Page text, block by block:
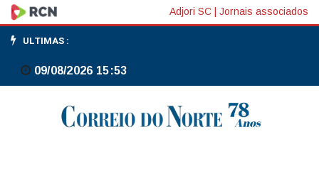
MEC
revoga
edital
criação
Adjori SC Jornais associados
ULTIMAS :
09/08/2026 15:53